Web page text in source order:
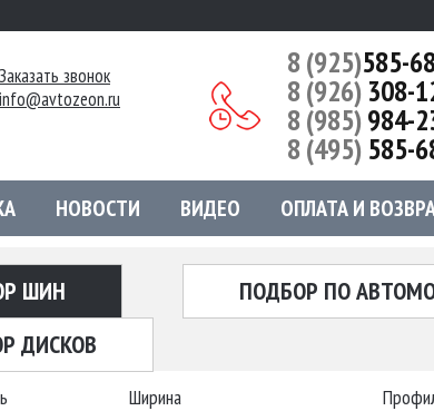
Заказать звонок
info@avtozeon.ru
8 (925)585-
8 (926) 308-
8 (985)984-
8 (495) 585-
НОВОСТИ ВИДЕО ОПЛАТА И
ШИН
ПОДБОР ПО
ДИСКОВ
Ширина